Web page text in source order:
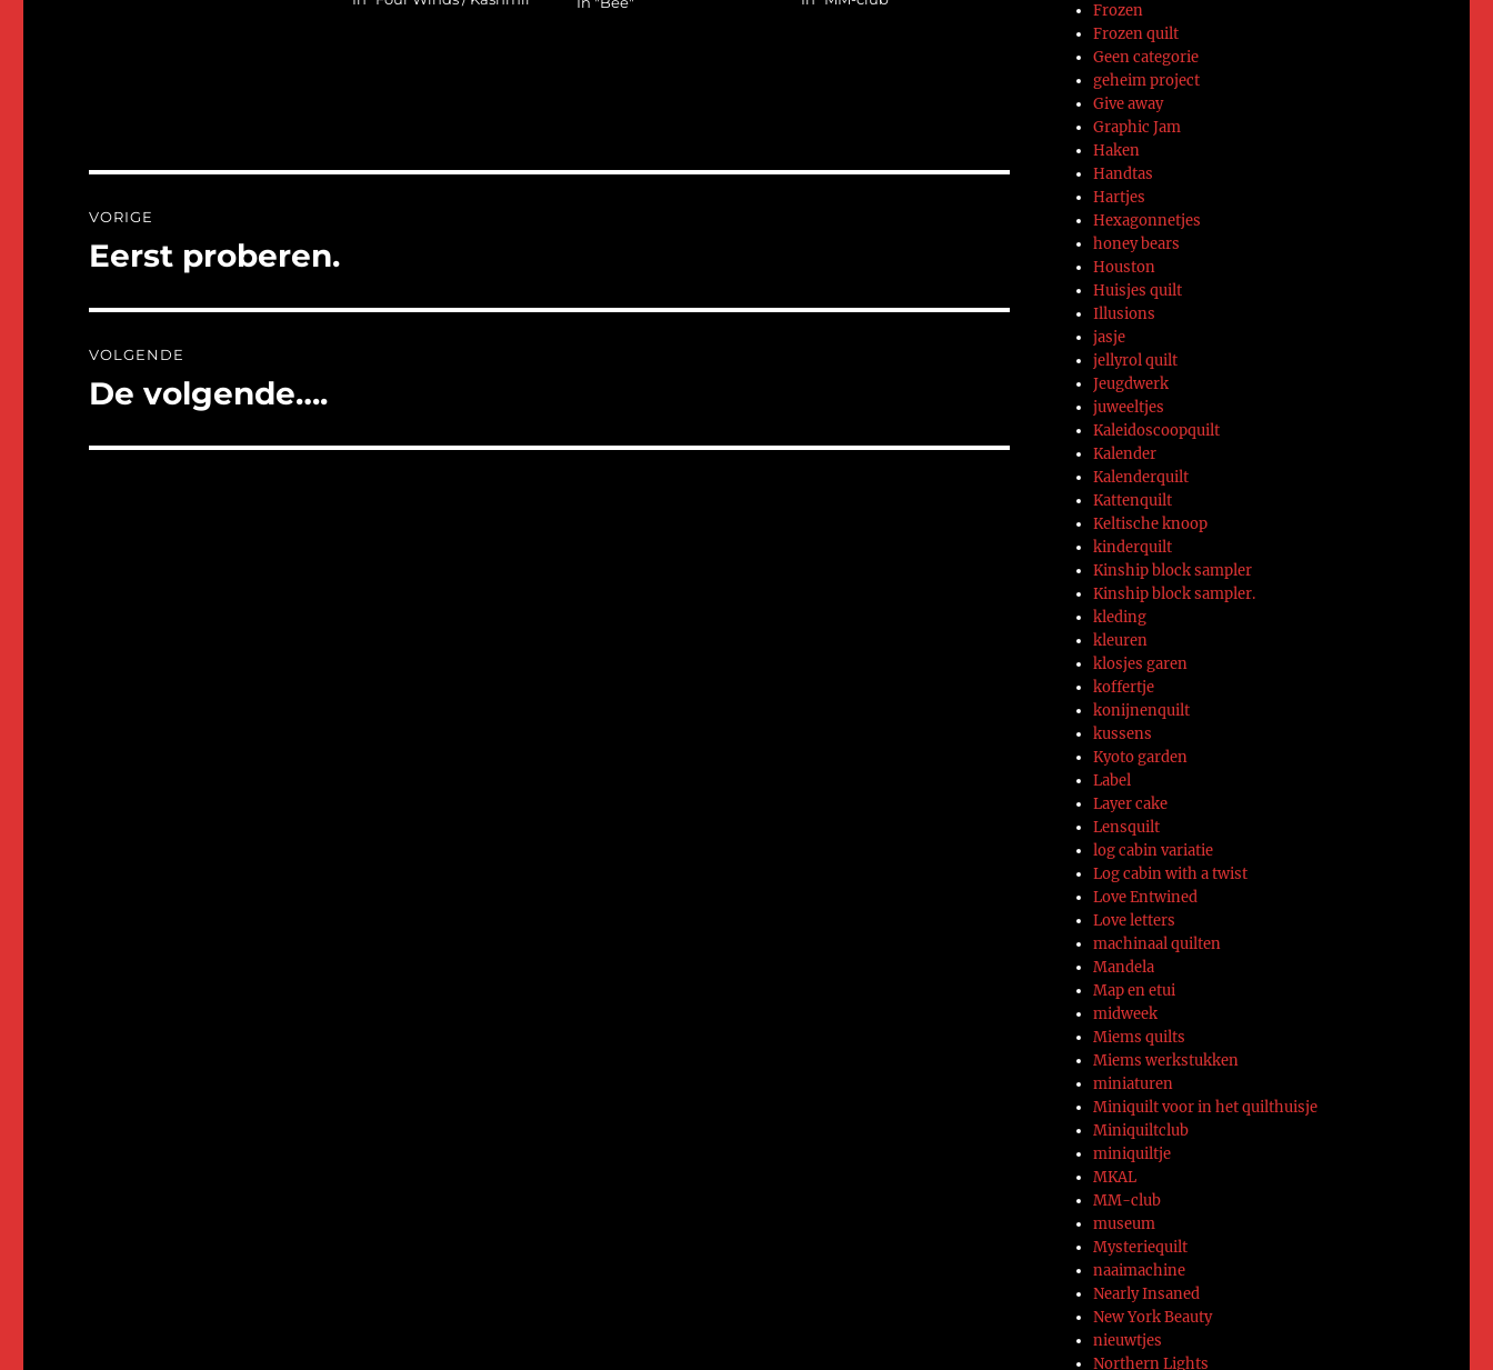
heb ik ook een nieuwe top uit
club (Marti Michell)
navigatie
VORIGE
Vorig
Eerst proberen.
VOLGENDE
Volgend
De volgende….
Frozen
Frozen quilt
Geen categorie
geheim project
Give away
Graphic Jam
Haken
Handtas
Hartjes
Hexagonnetjes
honey bears
Houston
Huisjes quilt
Illusions
jasje
jellyrol quilt
Jeugdwerk
juweeltjes
Kaleidoscoopquilt
Kalender
Kalenderquilt
Kattenquilt
Keltische knoop
kinderquilt
Kinship block sampler
Kinship block sampler.
kleding
kleuren
klosjes garen
koffertje
konijnenquilt
kussens
Kyoto garden
Label
Layer cake
Lensquilt
log cabin variatie
Log cabin with a twist
Love Entwined
Love letters
machinaal quilten
Mandela
Map en etui
midweek
Miems quilts
Miems werkstukken
miniaturen
Miniquilt voor in het quilthuisje
Miniquiltclub
miniquiltje
MKAL
MM-club
museum
Mysteriequilt
naaimachine
Nearly Insaned
New York Beauty
nieuwtjes
Northern Lights